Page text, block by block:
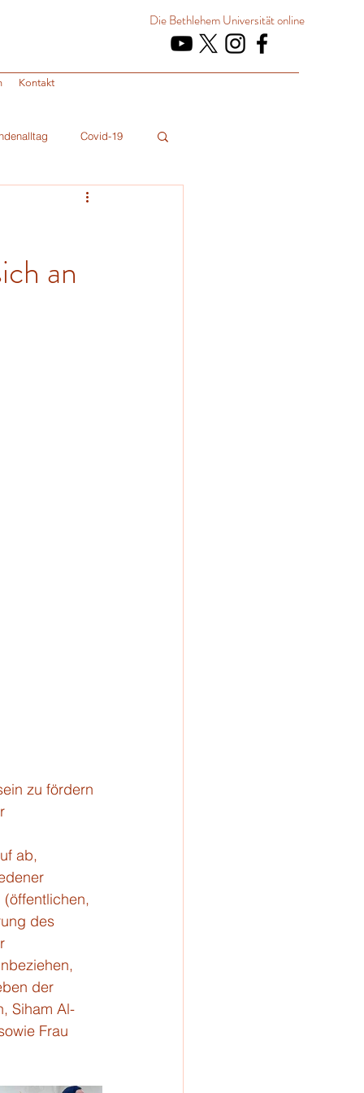
Die Bethlehem Universitätonline
Kontakt
Covid-19
an
zu fördern
ab,
des
der
Siham Al-
Frau